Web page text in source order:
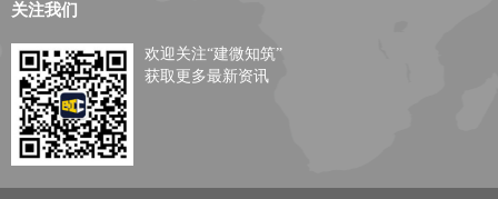
关注我们
欢迎关注“建微知筑”
获取更多最新资讯